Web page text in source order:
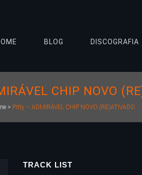
BLOG DISCOGRAFIA
CHIP NOVO
> Pitty – ADMIRÁVEL CHIP NOVO (RE)ATIVADO
TRACK LIST